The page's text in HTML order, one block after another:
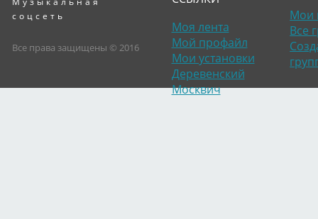
соцсеть
Все права защищены © 2016
Моя лента
Мой профайл
Мои установки
Деревенский
Москвич
Мои
Все